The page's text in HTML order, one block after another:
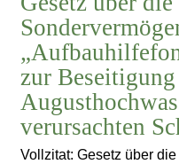
zur
verursachten
Vollzitat: Gesetz über